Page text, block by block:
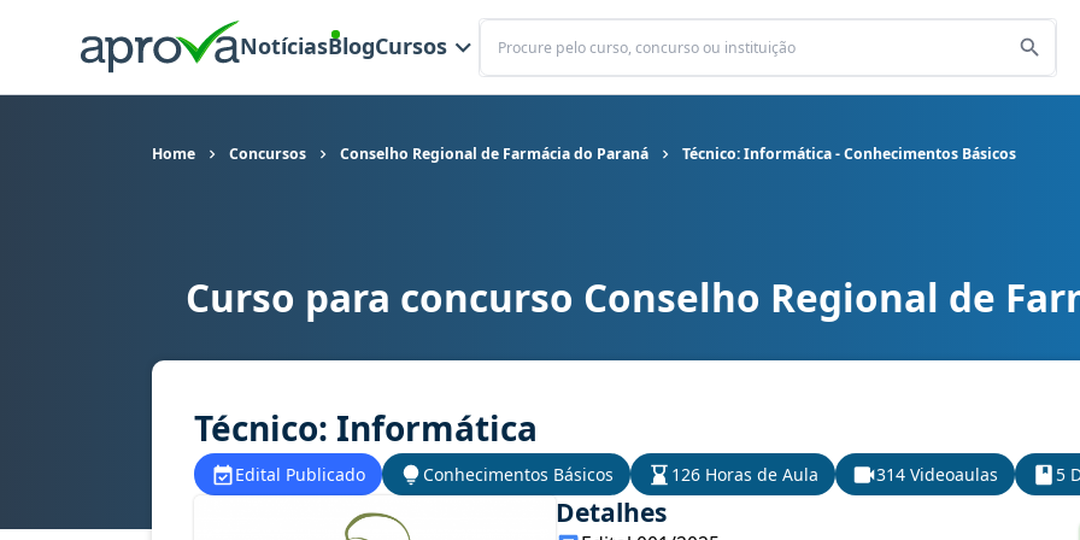
NotíciasBlogCursos
Buscar
Home Concursos Conselho Regional de Farmácia do Paraná Técnico: Informática - Conhecimentos Básicos
Curso para concurso CRF PR - Conselho Regional de Farmácia do Paraná cargo Técnico: Informática -
Curso para concurso Conselho Regional de
Técnico: Informática
Edital Publicado Conhecimentos Básicos 126 Horas de Aula 314 Videoaulas 5
Detalhes